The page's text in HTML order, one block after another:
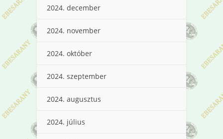
2024. december
2024. november
2024. október
2024. szeptember
2024. augusztus
2024. július